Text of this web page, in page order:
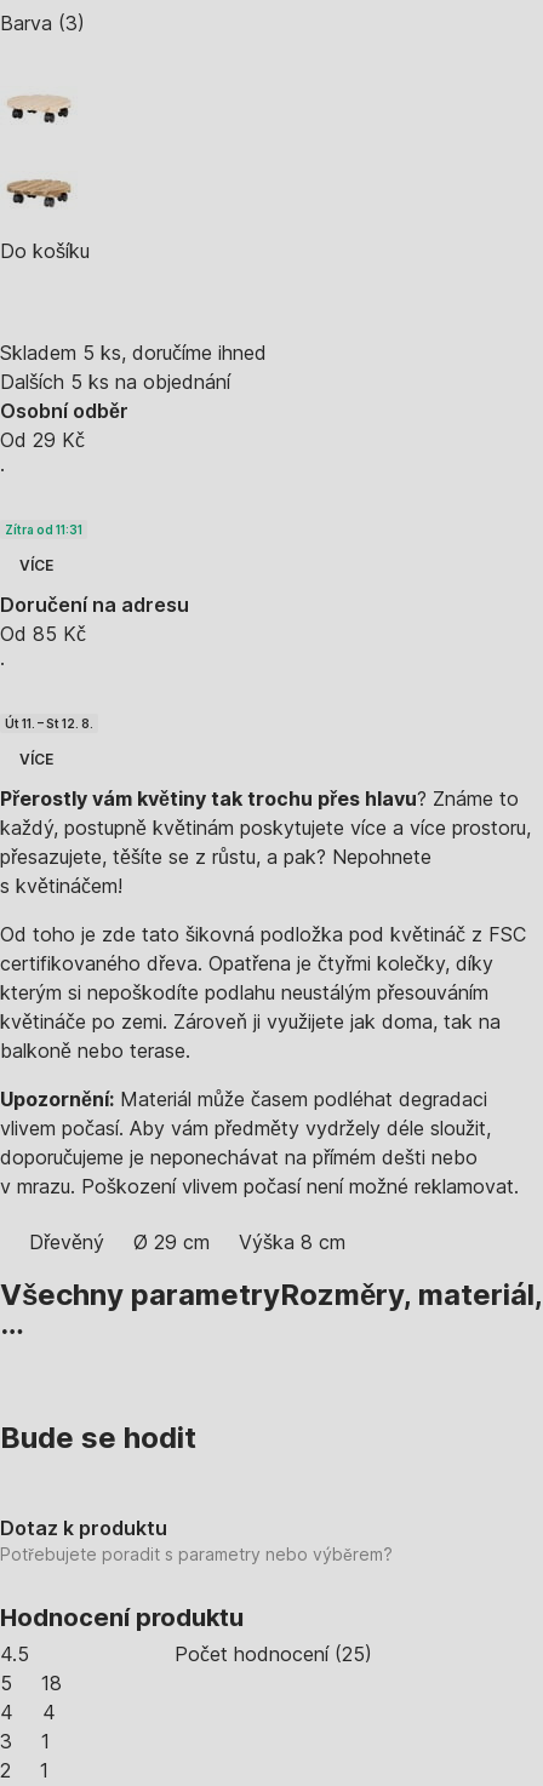
Barva (3)
Do košíku
Skladem 5 ks, doručíme ihned
Dalších 5 ks na objednání
Osobní odběr
Od 29 Kč
·
Zítra od 11:31
VÍCE
Doručení na adresu
Od 85 Kč
·
Út 11. – St 12. 8.
VÍCE
Přerostly vám květiny tak trochu přes hlavu? Známe to
každý, postupně květinám poskytujete více a více prostoru,
přesazujete, těšíte se z růstu, a pak? Nepohnete
s květináčem!
Od toho je zde tato šikovná podložka pod květináč z FSC
certifikovaného dřeva. Opatřena je čtyřmi kolečky, díky
kterým si nepoškodíte podlahu neustálým přesouváním
květináče po zemi. Zároveň ji využijete jak doma, tak na
balkoně nebo terase.
Upozornění: Materiál může časem podléhat degradaci
vlivem počasí. Aby vám předměty vydržely déle sloužit,
doporučujeme je neponechávat na přímém dešti nebo
v mrazu. Poškození vlivem počasí není možné reklamovat.
Dřevěný Ø 29 cm Výška 8 cm
Všechny parametryRozměry, materiál,
…
Bude se hodit
Dotaz k produktu
Potřebujete poradit s parametry nebo výběrem?
Hodnocení produktu
4.5 Počet hodnocení(25)
5
18
4
4
3
1
2
1